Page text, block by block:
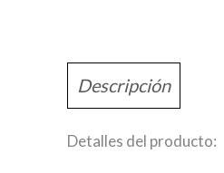
Descripción
Detalles del producto: